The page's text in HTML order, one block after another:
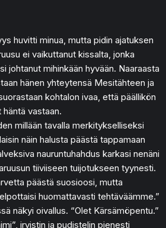
huvitti minua, mutta pidin ajatuksen
ei vaikuttanut kissalta, jonka
johtanut mihinkään hyvään. Naaraasta
hänen yhteytensä Mesitähteen ja
kohtalon ivaa, että päällikön
vastaan.
millään tavalla merkitykselliseksi
näin halusta päästä tappamaan
nauruntuhahdus karkasi nenäni
tiiviiseen tuijotukseen tyynesti.
päästä suosioosi, mutta
huomattavasti tehtäväämme.”
näkyi oivallus. “Olet Kärsämöpentu.”
irvistin ja pudistelin pienesti